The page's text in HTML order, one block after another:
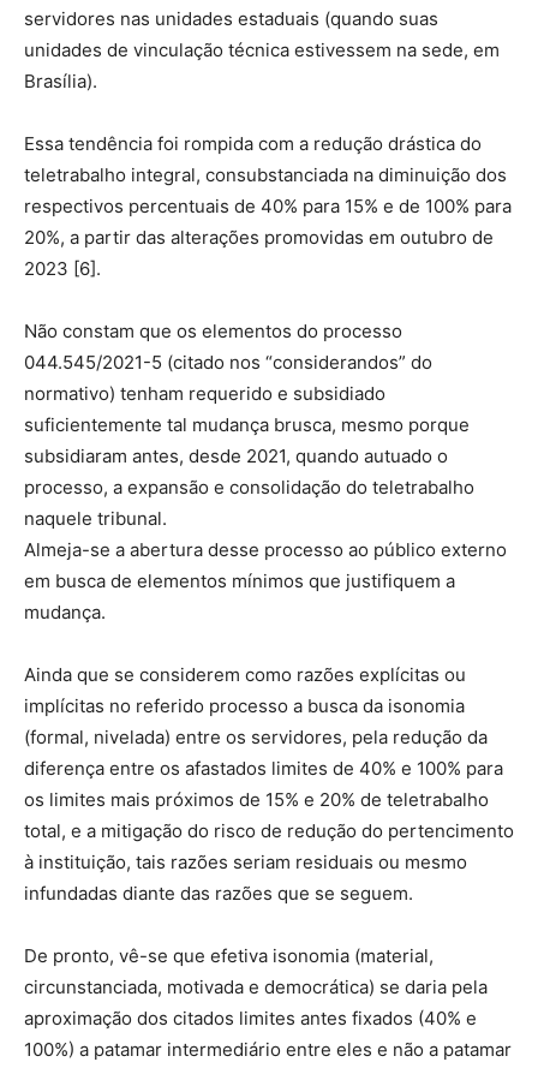
servidores nas unidades estaduais (quando suas
unidades de vinculação técnica estivessem na sede, em
Brasília).
Essa tendência foi rompida com a redução drástica do
teletrabalho integral, consubstanciada na diminuição dos
respectivos percentuais de 40% para 15% e de 100% para
20%, a partir das alterações promovidas em outubro de
2023 [6].
Não constam que os elementos do processo
044.545/2021-5 (citado nos “considerandos” do
normativo) tenham requerido e subsidiado
suficientemente tal mudança brusca, mesmo porque
subsidiaram antes, desde 2021, quando autuado o
processo, a expansão e consolidação do teletrabalho
naquele tribunal.
Almeja-se a abertura desse processo ao público externo
em busca de elementos mínimos que justifiquem a
mudança.
Ainda que se considerem como razões explícitas ou
implícitas no referido processo a busca da isonomia
(formal, nivelada) entre os servidores, pela redução da
diferença entre os afastados limites de 40% e 100% para
os limites mais próximos de 15% e 20% de teletrabalho
total, e a mitigação do risco de redução do pertencimento
à instituição, tais razões seriam residuais ou mesmo
infundadas diante das razões que se seguem.
De pronto, vê-se que efetiva isonomia (material,
circunstanciada, motivada e democrática) se daria pela
aproximação dos citados limites antes fixados (40% e
100%) a patamar intermediário entre eles e não a patamar